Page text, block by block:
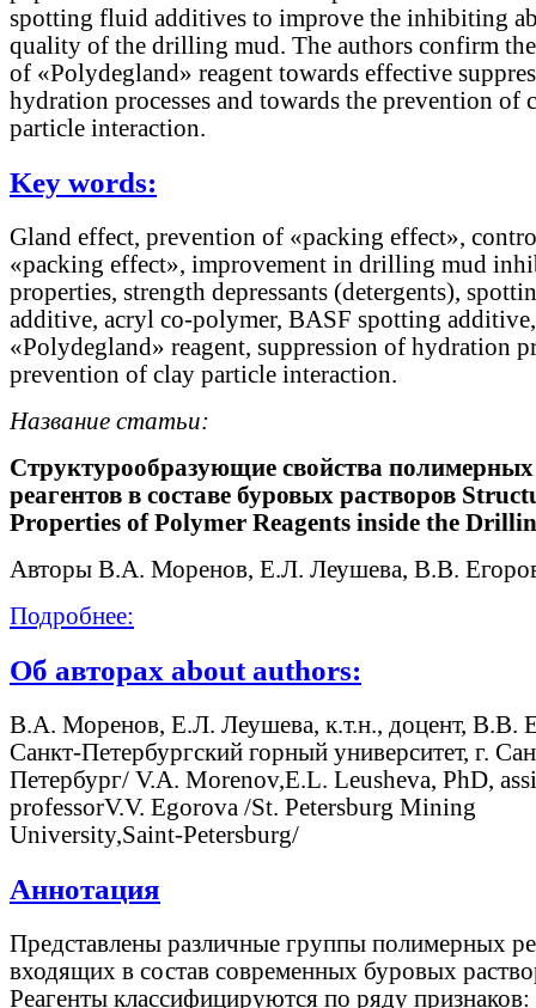
spotting fluid additives to improve the inhibiting
quality of the drilling mud. The authors confirm
of «Polydegland» reagent towards effective
hydration processes and towards the prevention of
particle interaction.
Key words:
Gland effect, prevention of «packing effect»,
«packing effect», improvement in drilling mud
properties, strength depressants (detergents),
additive, acryl co-polymer, BASF spotting additive,
«Polydegland» reagent, suppression of hydration
prevention of clay particle interaction.
Название статьи:
Структурообразующие свойства полимерных
реагентов в составе буровых растворов
Properties of Polymer Reagents inside the
Авторы В.А. Моренов, Е.Л. Леушева, В.В.
Подробнее:
Об авторах about authors:
В.А. Моренов, Е.Л. Леушева, к.т.н., доцент, В.В.
Санкт-Петербургский горный университет, г.
Петербург/ V.A. Morenov,Е.L. Leusheva, PhD,
professorV.V. Egorova /St. Petersburg Mining
University,Saint-Petersburg/
Аннотация
Представлены различные группы полимерных
входящих в состав современных буровых
Реагенты классифицируются по ряду признаков: